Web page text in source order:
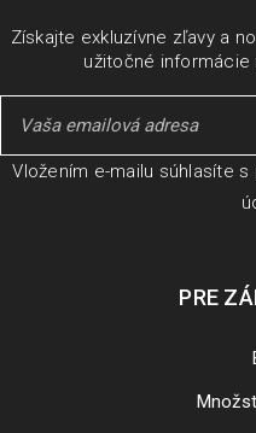
Získajte exkluzívne zľavy a
užitočné informácie
Vložením e-mailu súhlasíte s
PRE